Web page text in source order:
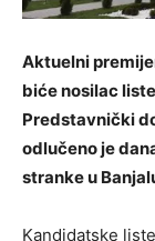
Aktuelni
biće nosilac
Predstavnički
odlučeno je
stranke u
Kandidatske